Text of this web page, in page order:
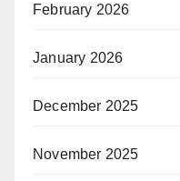
February 2026
January 2026
December 2025
November 2025